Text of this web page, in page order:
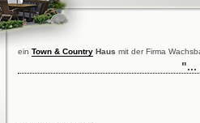
ein Town & Country Haus mit der Firma
"...